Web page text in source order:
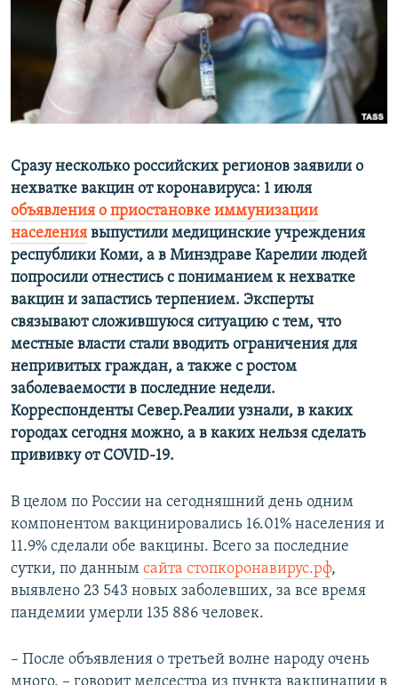
ПОБЕДИТЕЛЕЙ НЕ СУДЯТ?
КРЫМ.НЕПОКОРЕННЫЙ
ELIFBE
УКРАИНСКАЯ ПРОБЛЕМА КРЫМА
ПРИСОЕДИНЯЙТЕСЬ!
Сразу несколько российских регионов заявили о
нехватке вакцин от коронавируса: 1 июля
объявления о приостановке иммунизации
населения выпустили медицинские учреждения
республики Коми, а в Минздраве Карелии людей
попросили отнестись с пониманием к нехватке
вакцин и запастись терпением. Эксперты
связывают сложившуюся ситуацию с тем, что
местные власти стали вводить ограничения для
непривитых граждан, а также с ростом
заболеваемости в последние недели.
Корреспонденты Север.Реалии узнали, в каких
городах сегодня можно, а в каких нельзя сделать
прививку от COVID-19.
В целом по России на сегодняшний день одним
компонентом вакцинировались 16.01% населения и
11.9% сделали обе вакцины. Всего за последние
сутки, по данным сайта стопкоронавирус.рф,
выявлено 23 543 новых заболевших, за все время
пандемии умерли 135 886 человек.
– После объявления о третьей волне народу очень